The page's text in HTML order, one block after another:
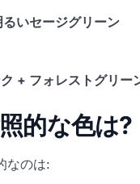
いセージグリーン
+ フォレストグリー
的な色は?
なのは: